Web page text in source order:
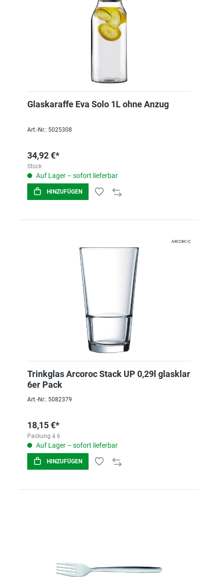
Glaskaraffe Eva Solo 1L ohne Anzug
Art.-Nr.: 5025308
34,92 €*
Stück
Auf Lager – sofort lieferbar
HINZUFÜGEN
Trinkglas Arcoroc Stack UP 0,29l glasklar
6er Pack
Art.-Nr.: 5082379
18,15 €*
Packung á 6
Auf Lager – sofort lieferbar
HINZUFÜGEN